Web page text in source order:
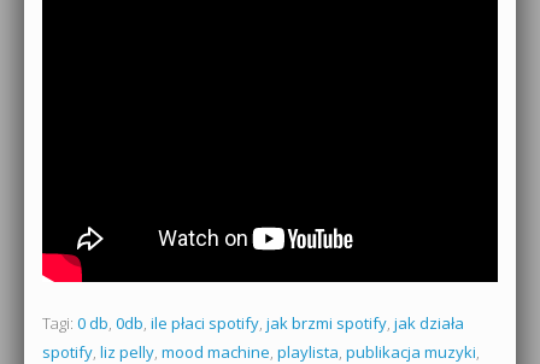
Tagi: 0 db, 0db, ile płaci spotify, jak brzmi spotify, jak działa
spotify, liz pelly, mood machine, playlista, publikacja muzyki,